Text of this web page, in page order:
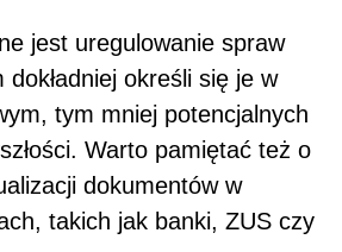
jest uregulowanie spraw
określi się je w
tym mniej potencjalnych
Warto pamiętać też o
dokumentów w
takich jak banki, ZUS czy